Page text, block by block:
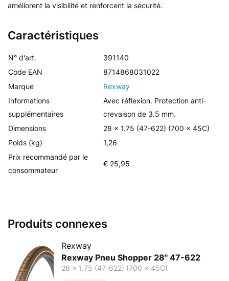
Caractéristiques
N° d'art.
391140
Code EAN
8714868031022
Marque
Rexway
Informations
supplémentaires
Avec réflexion. Protection anti-
crevaison de 3.5 mm.
Dimensions
28 x 1.75 (47-622) (700 x 45C)
Poids (kg)
1,26
Prix recommandé par le
consommateur
€ 25,95
améliorent la visibilité et renforcent la sécurité.
Produits connexes
Rexway
Rexway Pneu Shopper 28" 47-622
28 x 1.75 (47-622) (700 x 45C)